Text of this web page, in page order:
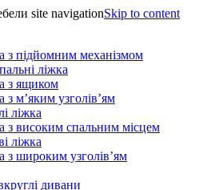
site navigationSkip to content
з підйомним механізмом
ліжка
з ящиком
з м’яким узголів’ям
ліжка
з високим спальним місцем
ліжка
з широким узголів’ям
дивани